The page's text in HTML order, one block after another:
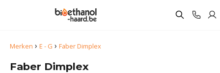
Merken › E - G › Faber Dimplex
Faber Dimplex